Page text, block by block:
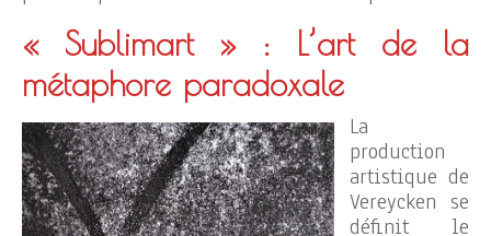
« Sublimart » : L’art de la
métaphore paradoxale
La
production
artistique de
Vereycken se
définit le